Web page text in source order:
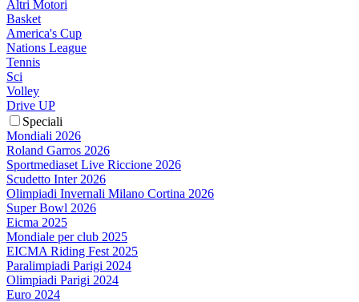
Altri Motori
Basket
America's Cup
Nations League
Tennis
Sci
Volley
Drive UP
Speciali
Mondiali 2026
Roland Garros 2026
Sportmediaset Live Riccione 2026
Scudetto Inter 2026
Olimpiadi Invernali Milano Cortina 2026
Super Bowl 2026
Eicma 2025
Mondiale per club 2025
EICMA Riding Fest 2025
Paralimpiadi Parigi 2024
Olimpiadi Parigi 2024
Euro 2024